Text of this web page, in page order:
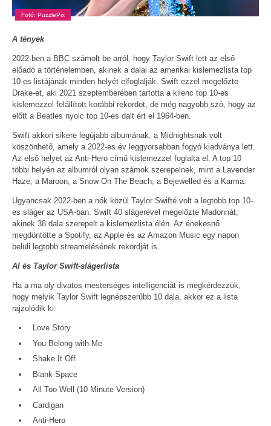
Fotó: PuzzlePix
A tények
2022-ben a BBC számolt be arról, hogy Taylor Swift lett az első
előadó a történelemben, akinek a dalai az amerikai kislemezlista top
10-es listájának minden helyét elfoglalják. Swift ezzel megelőzte
Drake-et, aki 2021 szeptemberében tartotta a kilenc top 10-es
kislemezzel felállított korábbi rekordot, de még nagyobb szó, hogy az
előtt a Beatles nyolc top 10-es dalt ért el 1964-ben.
Swift akkori sikere legújabb albumának, a Midnightsnak volt
köszönhető, amely a 2022-es év leggyorsabban fogyó kiadványa lett.
Az első helyet az Anti-Hero című kislemezzel foglalta el. A top 10
többi helyén az albumról olyan számok szerepelnek, mint a Lavender
Haze, a Maroon, a Snow On The Beach, a Bejewelled és a Karma.
Ugyancsak 2022-ben a nők közül Taylor Swifté volt a legtöbb top 10-
es sláger az USA-ban. Swift 40 slágerével megelőzte Madonnát,
akinek 38 dala szerepelt a kislemezlista élén. Az énekesnő
megdöntötte a Spotify, az Apple és az Amazon Music egy napon
belüli legtöbb streamelésének rekordját is.
AI és Taylor Swift-slágerlista
Ha a ma oly divatos mesterséges intelligenciát is megkérdezzük,
hogy melyik Taylor Swift legnépszerűbb 10 dala, akkor ez a lista
rajzolódik ki:
Love Story
You Belong with Me
Shake It Off
Blank Space
All Too Well (10 Minute Version)
Cardigan
Anti-Hero